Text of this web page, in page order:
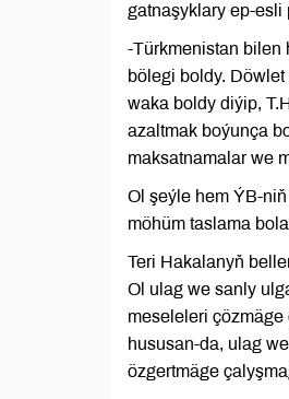
gatnaşyklary ep-esli
-Türkmenistan bilen
bölegi boldy.
waka boldy diýip,
azaltmak boýunça
maksatnamalar we
Ol şeýle hem ÝB-
möhüm taslama
Teri Hakalanyň
Ol ulag we sanly
meseleleri çözmäge
hususan-da, ulag
özgertmäge